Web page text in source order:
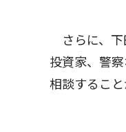
さらに、下
投資家、警
相談すること